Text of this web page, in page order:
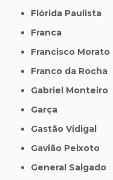
Flórida Paulista
Franca
Francisco Morato
Franco da Rocha
Gabriel Monteiro
Garça
Gastão Vidigal
Gavião Peixoto
General Salgado